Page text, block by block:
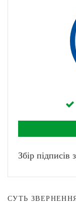
Збір підписів
СУТЬ